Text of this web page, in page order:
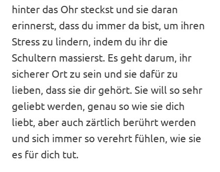
hinter das Ohr steckst und sie daran
erinnerst, dass du immer da bist, um ihren
Stress zu lindern, indem du ihr die
Schultern massierst. Es geht darum, ihr
sicherer Ort zu sein und sie dafür zu
lieben, dass sie dir gehört. Sie will so sehr
geliebt werden, genau so wie sie dich
liebt, aber auch zärtlich berührt werden
und sich immer so verehrt fühlen, wie sie
es für dich tut.